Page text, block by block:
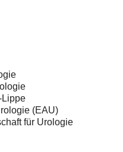
Lippe
(EAU)
für Urologie